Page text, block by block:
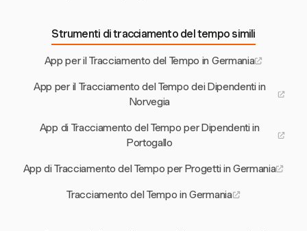
Strumenti di tracciamento del tempo simili
App per il Tracciamento del Tempo in Germania
App per il Tracciamento del Tempo dei Dipendenti in
Norvegia
App di Tracciamento del Tempo per Dipendenti in
Portogallo
App di Tracciamento del Tempo per Progetti in Germania
Tracciamento del Tempo in Germania